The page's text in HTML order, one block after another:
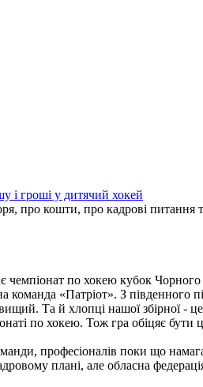
і гроші у дитячий хокей
про кошти, про кадрові питання
чемпіонат по хокею кубок
команда «Патріот». З південного
Та й хлопці нашої збірної -
по хокею. Тож гра обіцяє бути
професіоналів поки що
плані, але обласна